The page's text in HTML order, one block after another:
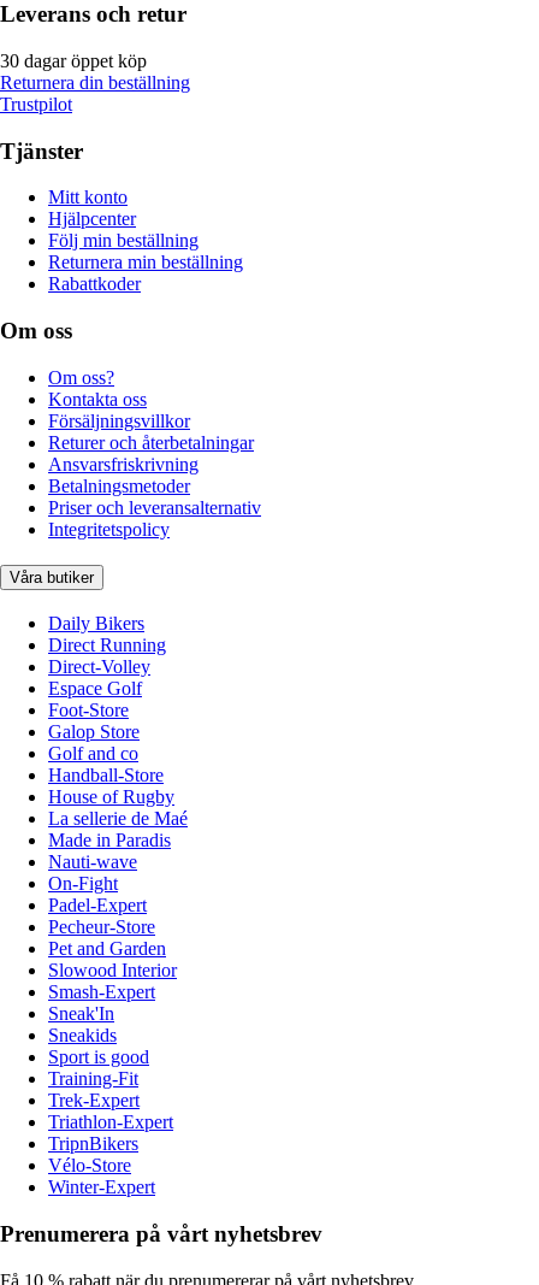
Leverans och retur
30 dagar öppet köp
Returnera din beställning
Trustpilot
Tjänster
Mitt konto
Hjälpcenter
Följ min beställning
Returnera min beställning
Rabattkoder
Om oss
Om oss?
Kontakta oss
Försäljningsvillkor
Returer och återbetalningar
Ansvarsfriskrivning
Betalningsmetoder
Priser och leveransalternativ
Integritetspolicy
Våra butiker
Daily Bikers
Direct Running
Direct-Volley
Espace Golf
Foot-Store
Galop Store
Golf and co
Handball-Store
House of Rugby
La sellerie de Maé
Made in Paradis
Nauti-wave
On-Fight
Padel-Expert
Pecheur-Store
Pet and Garden
Slowood Interior
Smash-Expert
Sneak'In
Sneakids
Sport is good
Training-Fit
Trek-Expert
Triathlon-Expert
TripnBikers
Vélo-Store
Winter-Expert
Prenumerera på vårt nyhetsbrev
Få 10 % rabatt när du prenumererar på vårt nyhetsbrev